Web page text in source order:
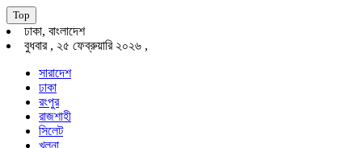
Top
ঢাকা, বাংলাদেশ
বুধবার , ২৫ ফেব্রুয়ারি ২০২৬ ,
সারাদেশ
ঢাকা
রংপুর
রাজশাহী
সিলেট
খুলনা